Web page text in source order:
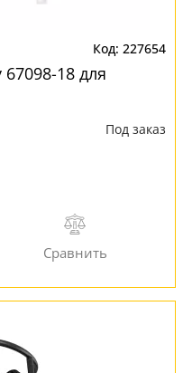
227654
18 для
Под заказ